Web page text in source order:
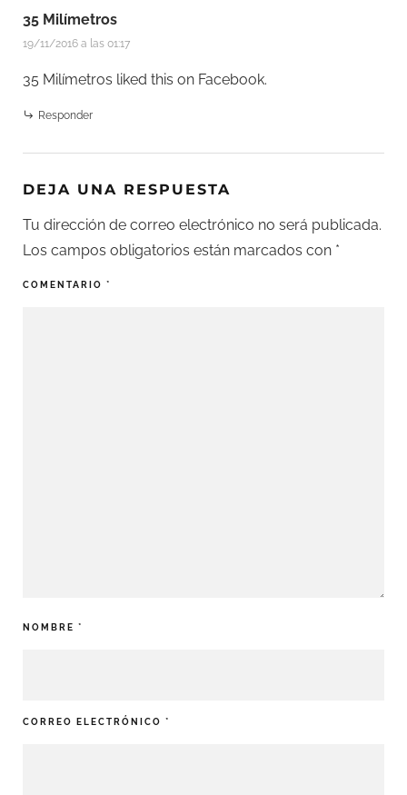
35 Milímetros
19/11/2016 a las 01:17
35 Milímetros liked this on Facebook.
Responder
DEJA UNA RESPUESTA
Tu dirección de correo electrónico no será publicada.
Los campos obligatorios están marcados con *
COMENTARIO *
NOMBRE *
CORREO ELECTRÓNICO *